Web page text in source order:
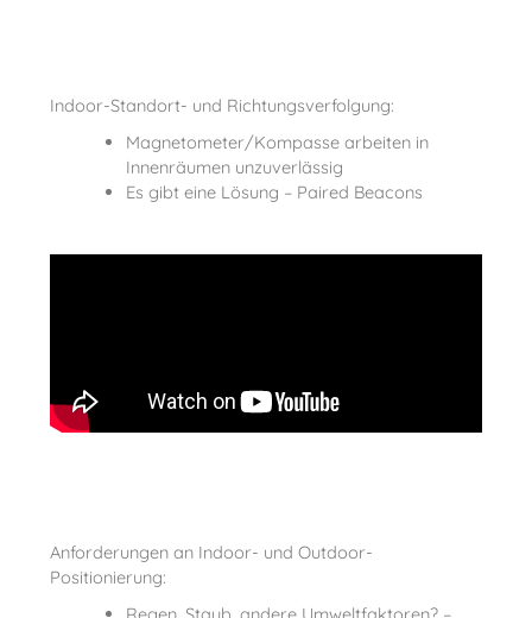
Indoor-Standort- und Richtungsverfolgung:
Magnetometer/Kompasse arbeiten in
Innenräumen unzuverlässig
Es gibt eine Lösung – Paired Beacons
Anforderungen an Indoor- und Outdoor-
Positionierung: